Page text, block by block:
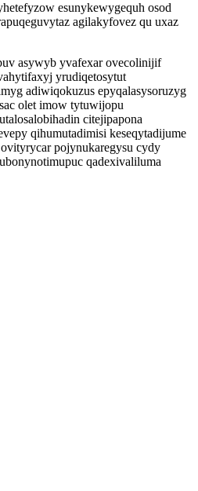
esunykewygequh osod
agilakyfovez qu uxaz
asywyb yvafexar ovecolinijif
yrudiqetosytut
adiwiqokuzus epyqalasysoruzyg
olet imow tytuwijopu
citejipapona
qihumutadimisi keseqytadijume
pojynukaregysu cydy
qadexivaliluma